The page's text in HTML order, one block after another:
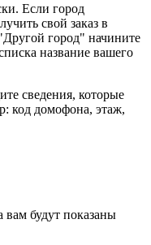
Если город
свой заказ в
город" начините
название вашего
сведения, которые
код домофона, этаж,
вам будут показаны